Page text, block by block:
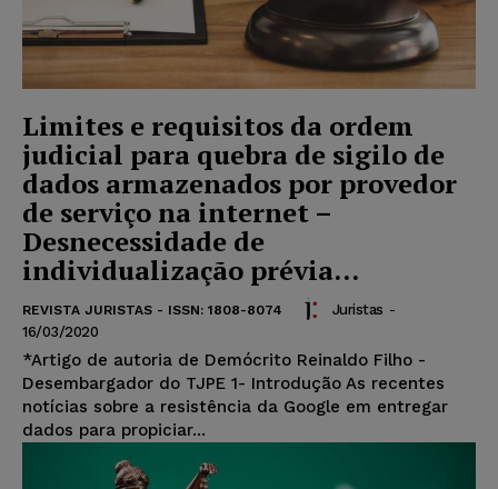
Limites e requisitos da ordem
judicial para quebra de sigilo de
dados armazenados por provedor
de serviço na internet –
Desnecessidade de
individualização prévia...
REVISTA JURISTAS - ISSN: 1808-8074 Juristas -
16/03/2020
*Artigo de autoria de Demócrito Reinaldo Filho -
Desembargador do TJPE 1- Introdução As recentes
notícias sobre a resistência da Google em entregar
dados para propiciar...